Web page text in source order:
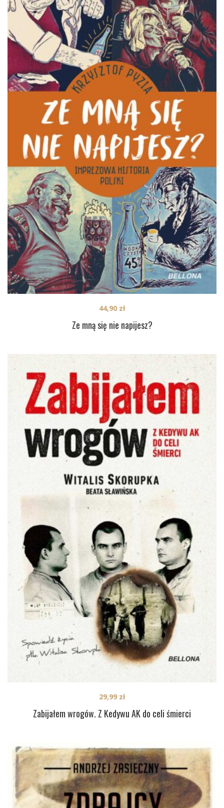
Ze mną się nie napijesz?
44,90 zł
Zabijałem wrogów. Z Kedywu AK do celi śmierci
29,99 zł